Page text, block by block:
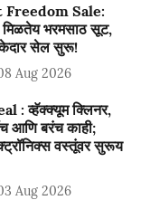
Freedom Sale:
भरमसाठ सूट,
सेल सुरू!
Aug 2026
: व्हॅक्क्यूम क्लिनर,
आणि बरंच काही;
वस्तूंवर सुरूय
Aug 2026